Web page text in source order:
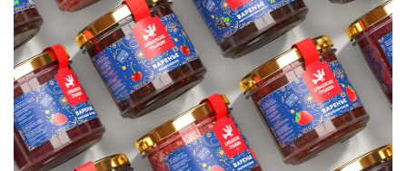
© Новиков Дизайн 2015-2025
Политика конфиденциальности
ИП Новиков А.А.
скачать презентацию